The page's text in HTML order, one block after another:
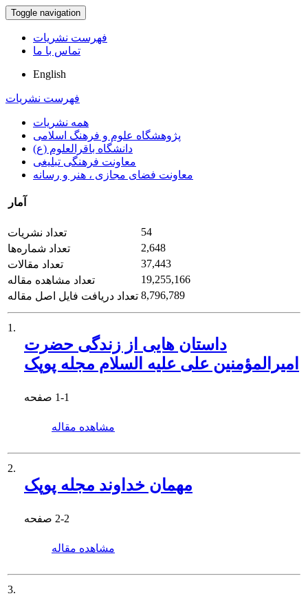
Toggle navigation
فهرست نشریات
تماس با ما
English
فهرست نشریات
همه نشریات
پژوهشگاه علوم و فرهنگ اسلامی
دانشگاه باقرالعلوم (ع)
معاونت فرهنگی تبلیغی
معاونت فضای مجازی ، هنر و رسانه
آمار
تعداد نشریات
54
تعداد شماره‌ها
2,648
تعداد مقالات
37,443
تعداد مشاهده مقاله
19,255,166
تعداد دریافت فایل اصل مقاله 8,796,789
1.
داستان هایی از زندگی حضرت
امیرالمؤمنین علی علیه السلام مجله پوپک
1-1
مشاهده مقاله
2.
مهمان خداوند مجله پوپک
2-2
مشاهده مقاله
3.